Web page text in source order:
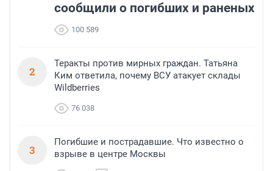
сообщили о погибших и раненых
100 589
2
Теракты против мирных граждан. Татьяна
Ким ответила, почему ВСУ атакует склады
Wildberries
76 038
3
Погибшие и пострадавшие. Что известно о
взрыве в центре Москвы